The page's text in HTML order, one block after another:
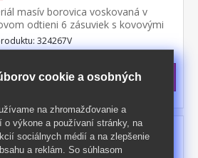
masív borovica voskovaná v
odtieni 6 zásuviek s kovovými
324267V
s DPH
BONITO 2 lak
masív borovica, lakované
cookie a osobných
na zhromažďovanie a
o výkone a používaní stránky, na
sociálnych médií a na zlepšenie
a reklám. So súhlasom